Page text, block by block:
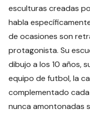
esculturas creadas
habla
de ocasiones son
protagonista. Su
dibujo a los 10 años,
equipo de futbol, la
complementado
nunca amontonadas